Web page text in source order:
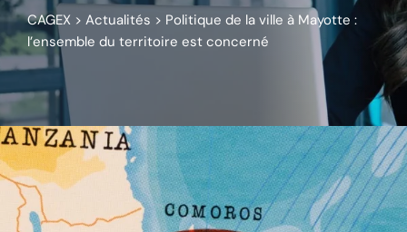
CAGEX > Actualités > Politique de la ville à Mayotte :
l’ensemble du territoire est concerné